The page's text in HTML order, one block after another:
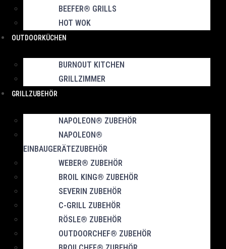
BEEFER® GRILLS
HOT WOK
OUTDOORKÜCHEN
BURNOUT KITCHEN
GRILLZIMMER
GRILLZUBEHÖR
NAPOLEON® ZUBEHÖR
NAPOLEON®
EINBAUGERÄTEZUBEHÖR
WEBER® ZUBEHÖR
BROIL KING® ZUBEHÖR
SEVERIN ZUBEHÖR
C-GRILL ZUBEHÖR
RÖSLE® ZUBEHÖR
OUTDOORCHEF® ZUBEHÖR